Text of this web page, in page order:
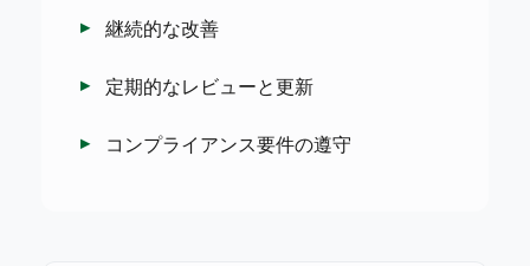
継続的な改善
定期的なレビューと更新
コンプライアンス要件の遵守